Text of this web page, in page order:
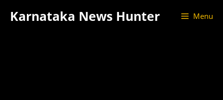
Karnataka News Hunter Menu